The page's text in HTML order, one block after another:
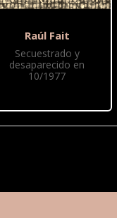
Raúl Fait
Secuestrado y
desaparecido en
10/1977